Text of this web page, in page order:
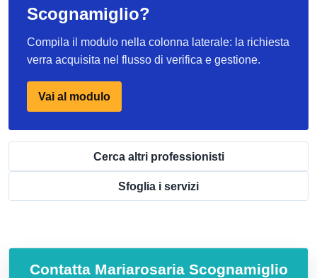
Scognamiglio?
Compila il modulo nella colonna laterale: la richiesta
verra acquisita nel flusso di verifica e gestione.
Vai al modulo
Cerca altri professionisti
Sfoglia i servizi
Contatta Mariarosaria Scognamiglio